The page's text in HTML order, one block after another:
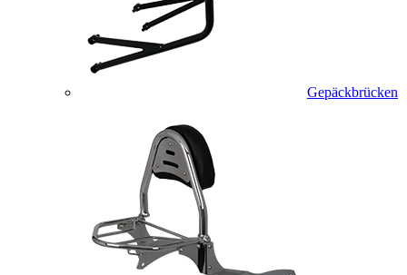
Gepäckbrücken